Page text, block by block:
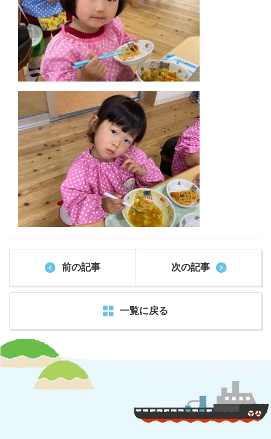
前の記事
一覧に戻る
次の記事